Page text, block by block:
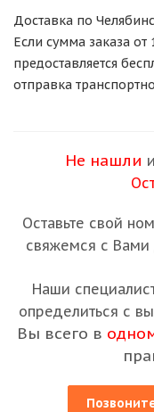
Доставка по
Если сумма заказа от
предоставляется
отправка
Не нашли
Оставьте свой
свяжемся с Вами
Наши
определиться с
Вы всего в